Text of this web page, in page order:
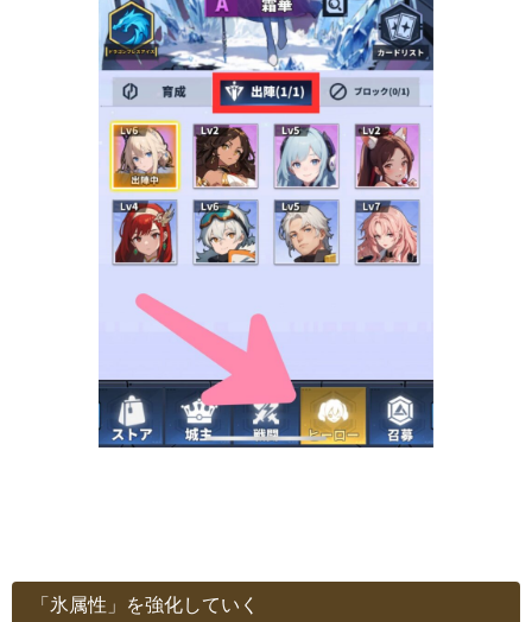
「氷属性」を強化していく